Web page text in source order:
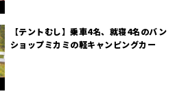
【テントむし】乗車4名、就寝4名のバン
ショップミカミの軽キャンピングカー